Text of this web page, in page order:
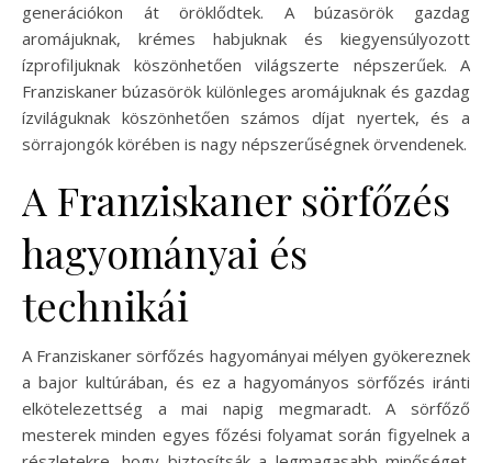
generációkon át öröklődtek. A búzasörök gazdag
aromájuknak, krémes habjuknak és kiegyensúlyozott
ízprofiljuknak köszönhetően világszerte népszerűek. A
Franziskaner búzasörök különleges aromájuknak és gazdag
ízviláguknak köszönhetően számos díjat nyertek, és a
sörrajongók körében is nagy népszerűségnek örvendenek.
A Franziskaner sörfőzés
hagyományai és
technikái
A Franziskaner sörfőzés hagyományai mélyen gyökereznek
a bajor kultúrában, és ez a hagyományos sörfőzés iránti
elkötelezettség a mai napig megmaradt. A sörfőző
mesterek minden egyes főzési folyamat során figyelnek a